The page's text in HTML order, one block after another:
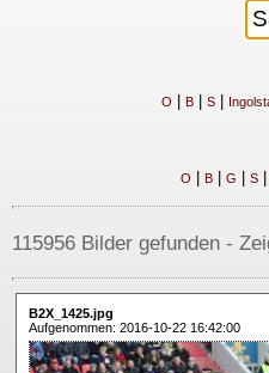
O B| S|
O B| G S|
115956 Bilder gefunden -
B2X_1425.jpg
Aufgenommen: 2016-10-22 16:42:00